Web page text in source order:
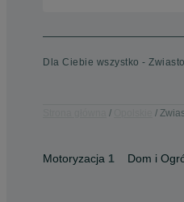
Dla Ciebie wszystko -
Motoryzacja 1 Dom i